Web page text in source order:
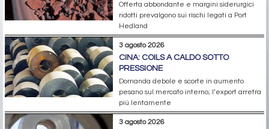
Offerta abbondante e margini siderurgici
ridotti prevalgono sui rischi legati a Port
Hedland
3 agosto 2026
CINA: COILS A CALDO SOTTO
PRESSIONE
Domanda debole e scorte in aumento
pesano sul mercato interno; l’export arretra
più lentamente
3 agosto 2026